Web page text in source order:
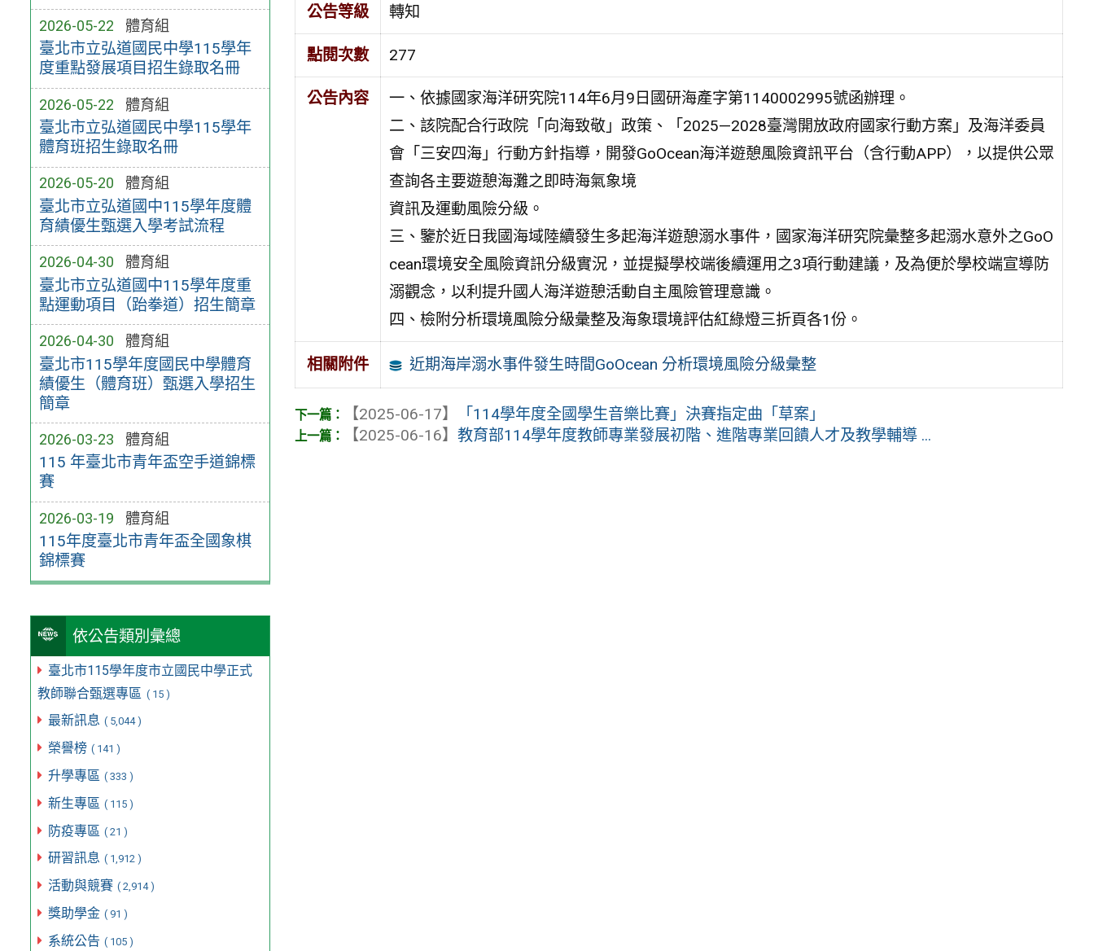
2026-05-22 體育組
臺北市立弘道國民中學115學年
度重點發展項目招生錄取名冊
2026-05-22 體育組
臺北市立弘道國民中學115學年
體育班招生錄取名冊
2026-05-20 體育組
臺北市立弘道國中115學年度體
育績優生甄選入學考試流程
2026-04-30 體育組
臺北市立弘道國中115學年度重
點運動項目（跆拳道）招生簡章
2026-04-30 體育組
臺北市115學年度國民中學體育
績優生（體育班）甄選入學招生
簡章
2026-03-23 體育組
115 年臺北市青年盃空手道錦標
賽
2026-03-19 體育組
115年度臺北市青年盃全國象棋
錦標賽
依公告類別彙總
臺北市115學年度市立國民中學正式
教師聯合甄選專區 ( 15 )
最新訊息 ( 5,044 )
榮譽榜 ( 141 )
升學專區 ( 333 )
新生專區 ( 115 )
防疫專區 ( 21 )
研習訊息 ( 1,912 )
活動與競賽 ( 2,914 )
獎助學金 ( 91 )
系統公告 ( 105 )
公告等級 轉知
點閱次數 277
公告內容
一、依據國家海洋研究院114年6月9日國研海產字第1140002995號函辦理。
二、該院配合行政院「向海致敬」政策、「2025—2028臺灣開放政府國家行動方案」及海洋委員
會「三安四海」行動方針指導，開發GoOcean海洋遊憩風險資訊平台（含行動APP），以提供公眾
查詢各主要遊憩海灘之即時海氣象境
資訊及運動風險分級。
三、鑒於近日我國海域陸續發生多起海洋遊憩溺水事件，國家海洋研究院彙整多起溺水意外之GoO
cean環境安全風險資訊分級實況，並提擬學校端後續運用之3項行動建議，及為便於學校端宣導防
溺觀念，以利提升國人海洋遊憩活動自主風險管理意識。
四、檢附分析環境風險分級彙整及海象環境評估紅綠燈三折頁各1份。
相關附件 近期海岸溺水事件發生時間GoOcean 分析環境風險分級彙整
【2025-06-17】
「114學年度全國學生音樂比賽」決賽指定曲「草案」
【2025-06-16】教育部114學年度教師專業發展初階、進階專業回饋人才及教學輔導 ...